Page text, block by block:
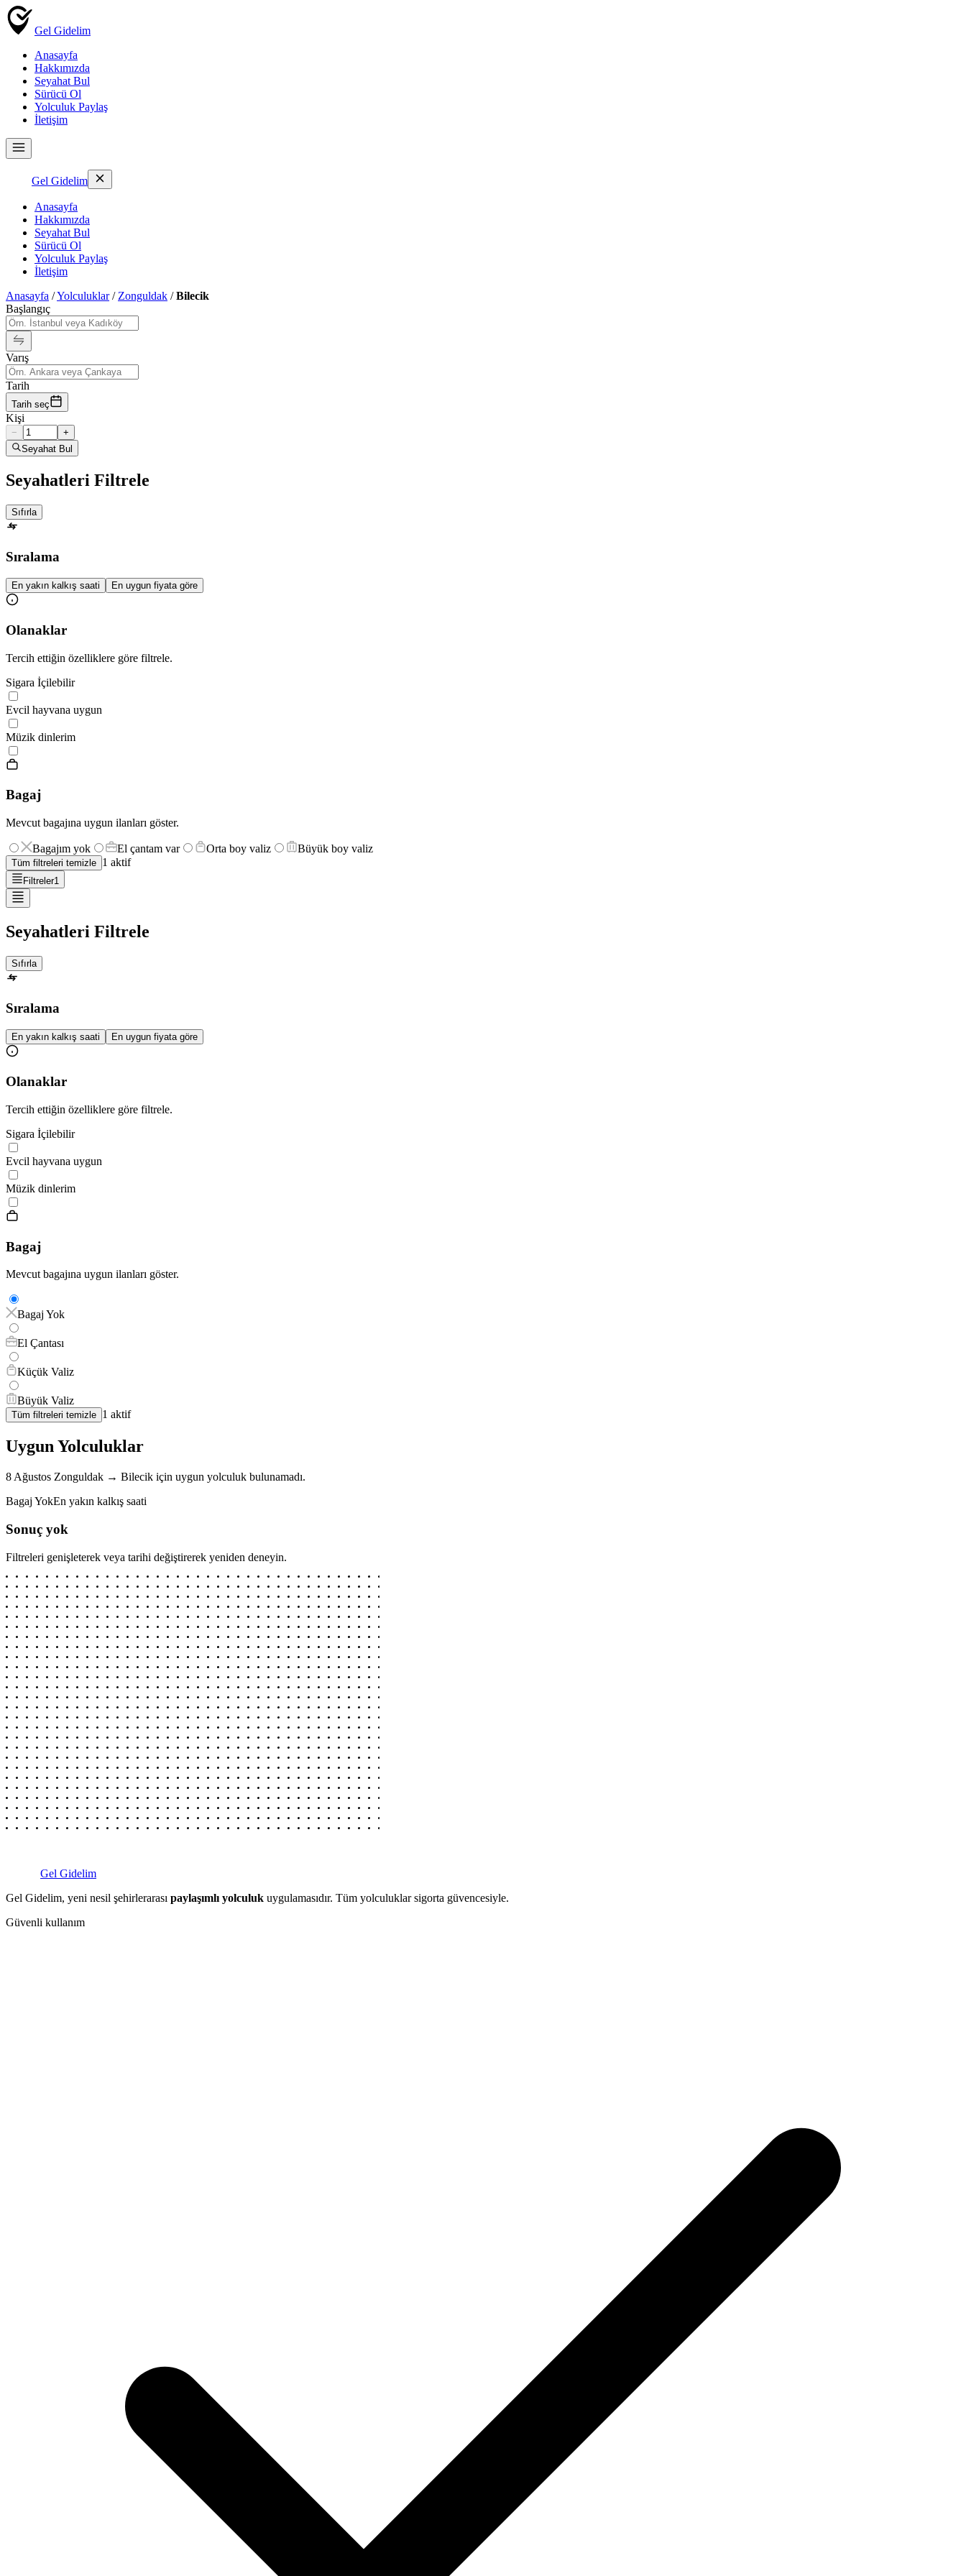
Gel Gidelim
Anasayfa
Hakkımızda
Seyahat Bul
Sürücü Ol
Yolculuk Paylaş
İletişim
Gel Gidelim
Anasayfa
Hakkımızda
Seyahat Bul
Sürücü Ol
Yolculuk Paylaş
İletişim
Anasayfa /Yolculuklar/ Zonguldak /Bilecik
Başlangıç
Varış
Tarih
Tarih seç
Kişi
−
+
Seyahat Bul
Seyahatleri Filtrele
Sıfırla
Sıralama
En yakın kalkış saati En uygun fiyata göre
Olanaklar
Tercih ettiğin özelliklere göre filtrele.
Sigara İçilebilir
Evcil hayvana uygun
Müzik dinlerim
Bagaj
Mevcut bagajına uygun ilanları göster.
Bagajım yok El çantam var Orta boy valiz Büyük boy valiz
Tüm filtreleri temizle 1 aktif
Filtreler1
Seyahatleri Filtrele
Sıfırla
Sıralama
En yakın kalkış saati En uygun fiyata göre
Olanaklar
Tercih ettiğin özelliklere göre filtrele.
Sigara İçilebilir
Evcil hayvana uygun
Müzik dinlerim
Bagaj
Mevcut bagajına uygun ilanları göster.
Bagaj Yok
El Çantası
Küçük Valiz
Büyük Valiz
Tüm filtreleri temizle 1 aktif
Uygun Yolculuklar
8 Ağustos Zonguldak → Bilecik için uygun yolculuk bulunamadı.
Bagaj YokEn yakın kalkış saati
Sonuç yok
Filtreleri genişleterek veya tarihi değiştirerek yeniden deneyin.
Gel Gidelim
Gel Gidelim, yeni nesil şehirlerarası paylaşımlı yolculuk uygulamasıdır. Tüm yolculuklar sigorta güvencesiyle.
Güvenli kullanım